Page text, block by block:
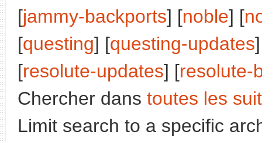
[jammy-backports] [noble] [
[questing] [questing-updates
[resolute-updates] [resolute-
Chercher dans toutes les
Limit search to a specific